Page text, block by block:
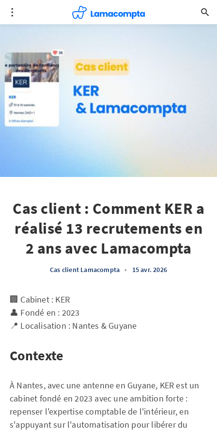
Cas client : Comment KER a
réalisé 13 recrutements en
2 ans avec Lamacompta
Cas client Lamacompta • 15 avr. 2026
🏢 Cabinet : KER
👤 Fondé en : 2023
📍 Localisation : Nantes & Guyane
Contexte
À Nantes, avec une antenne en Guyane, KER est un
cabinet fondé en 2023 avec une ambition forte :
repenser l'expertise comptable de l'intérieur, en
s'appuyant sur l'automatisation pour libérer du